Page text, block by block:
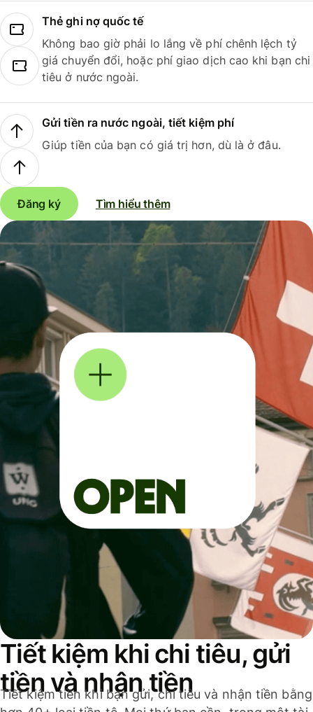
Thẻ ghi nợ quốc tế
Không bao giờ phải lo lắng về phí chênh lệch tỷ
giá chuyển đổi, hoặc phí giao dịch cao khi bạn chi
tiêu ở nước ngoài.
Gửi tiền ra nước ngoài, tiết kiệm phí
Giúp tiền của bạn có giá trị hơn, dù là ở đâu.
Đăng ký Tìm hiểu thêm
Tiết kiệm khi chi tiêu, gửi
tiền và nhận tiền
Tiết kiệm tiền khi bạn gửi, chi tiêu và nhận tiền bằng